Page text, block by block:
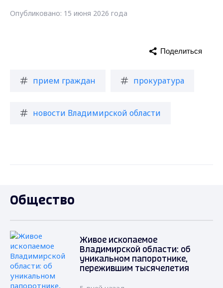
Опубликовано: 15 июня 2026 года
прием граждан прокуратура
новости Владимирской области
Поделиться
Общество
Живое ископаемое
Владимирской области: об
уникальном папоротнике,
пережившим тысячелетия